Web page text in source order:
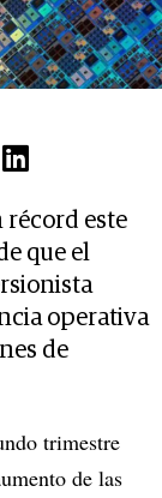
récord este
que el
operativa
de
trimestre
de las